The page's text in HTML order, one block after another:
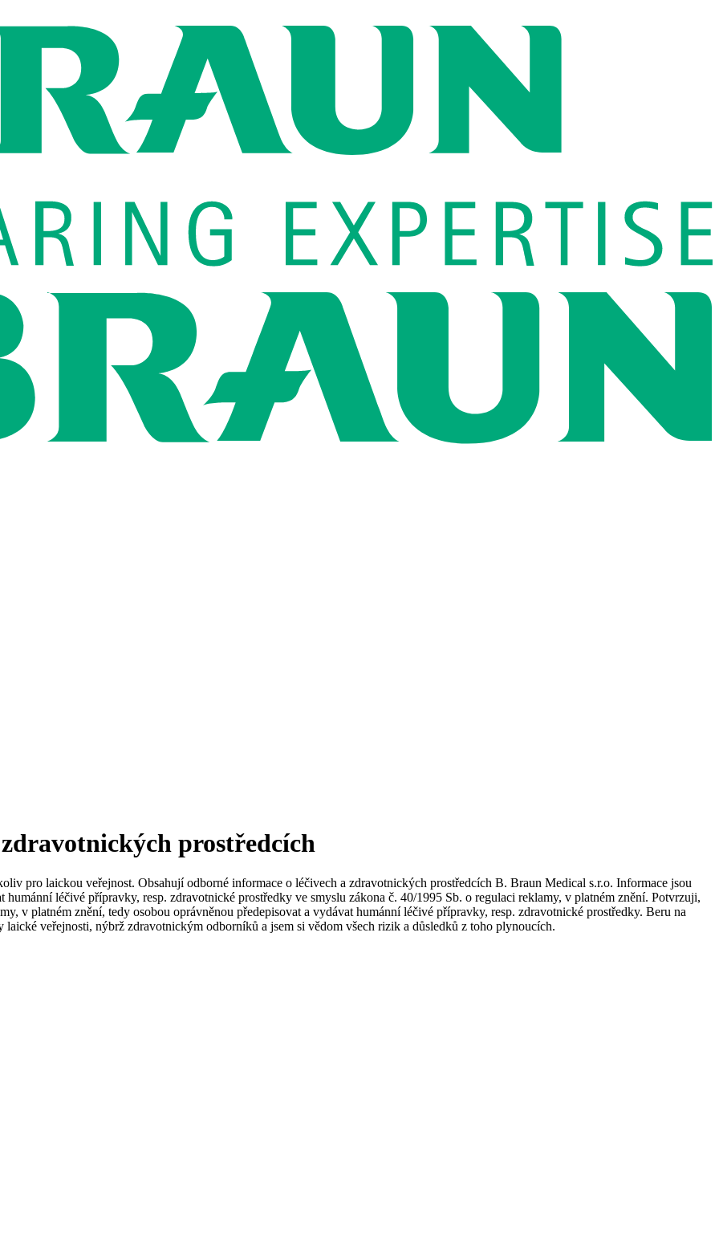
prostředcích
pro laickou veřejnost. Obsahují odborné informace o léčivech a zdravotnických prostředcích B. Braun Medical s.r.o. Informace jsou
léčivé přípravky, resp. zdravotnické prostředky ve smyslu zákona č. 40/1995 Sb. o regulaci reklamy, v platném znění. Potvrzuji,
v platném znění, tedy osobou oprávněnou předepisovat a vydávat humánní léčivé přípravky, resp. zdravotnické prostředky. Beru na
laické veřejnosti, nýbrž zdravotnickým odborníků a jsem si vědom všech rizik a důsledků z toho plynoucích.